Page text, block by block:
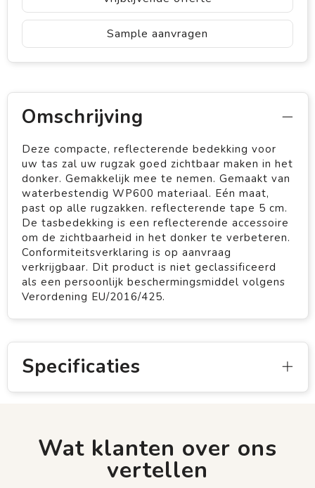
Sample aanvragen
Omschrijving
Deze compacte, reflecterende bedekking voor
uw tas zal uw rugzak goed zichtbaar maken in het
donker. Gemakkelijk mee te nemen. Gemaakt van
waterbestendig WP600 materiaal. Eén maat,
past op alle rugzakken. reflecterende tape 5 cm.
De tasbedekking is een reflecterende accessoire
om de zichtbaarheid in het donker te verbeteren.
Conformiteitsverklaring is op aanvraag
verkrijgbaar. Dit product is niet geclassificeerd
als een persoonlijk beschermingsmiddel volgens
Verordening EU/2016/425.
Specificaties
Wat klanten over ons
vertellen